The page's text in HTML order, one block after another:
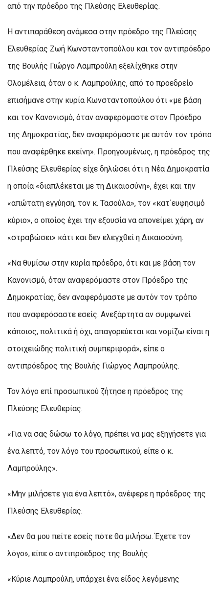
από την πρόεδρο της Πλεύσης Ελευθερίας.
Η αντιπαράθεση ανάμεσα στην πρόεδρο της Πλεύσης
Ελευθερίας Ζωή Κωνσταντοπούλου και τον αντιπρόεδρο
της Βουλής Γιώργο Λαμπρούλη εξελίχθηκε στην
Ολομέλεια, όταν ο κ. Λαμπρούλης, από το προεδρείο
επισήμανε στην κυρία Κωνσταντοπούλου ότι «με βάση
και τον Κανονισμό, όταν αναφερόμαστε στον Πρόεδρο
της Δημοκρατίας, δεν αναφερόμαστε με αυτόν τον τρόπο
που αναφέρθηκε εκείνη». Προηγουμένως, η πρόεδρος της
Πλεύσης Ελευθερίας είχε δηλώσει ότι η Νέα Δημοκρατία
η οποία «διαπλέκεται με τη Δικαιοσύνη», έχει και την
«απώτατη εγγύηση, τον κ. Τασούλα», τον «κατ΄ευφησιμό
κύριο», ο οποίος έχει την εξουσία να απονείμει χάρη, αν
«στραβώσει» κάτι και δεν ελεγχθεί η Δικαιοσύνη.
«Να θυμίσω στην κυρία πρόεδρο, ότι και με βάση τον
Κανονισμό, όταν αναφερόμαστε στον Πρόεδρο της
Δημοκρατίας, δεν αναφερόμαστε με αυτόν τον τρόπο
που αναφερόσαστε εσείς. Ανεξάρτητα αν συμφωνεί
κάποιος, πολιτικά ή όχι, απαγορεύεται και νομίζω είναι η
στοιχειώδης πολιτική συμπεριφορά», είπε ο
αντιπρόεδρος της Βουλής Γιώργος Λαμπρούλης.
Τον λόγο επί προσωπικού ζήτησε η πρόεδρος της
Πλεύσης Ελευθερίας.
«Για να σας δώσω το λόγο, πρέπει να μας εξηγήσετε για
ένα λεπτό, τον λόγο του προσωπικού, είπε ο κ.
Λαμπρούλης».
«Μην μιλήσετε για ένα λεπτό», ανέφερε η πρόεδρος της
Πλεύσης Ελευθερίας.
«Δεν θα μου πείτε εσείς πότε θα μιλήσω. Έχετε τον
λόγο», είπε ο αντιπρόεδρος της Βουλής.
«Κύριε Λαμπρούλη, υπάρχει ένα είδος λεγόμενης